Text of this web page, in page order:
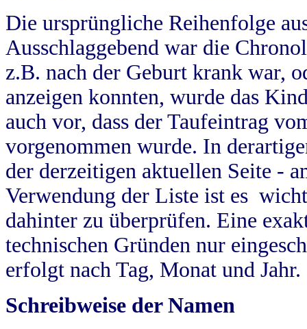
Die ursprüngliche Reihenfolge
Ausschlaggebend war die
z.B. nach der Geburt krank war,
anzeigen konnten, wurde das
auch vor, dass der Taufeintrag
vorgenommen wurde. In
der derzeitigen aktuellen Seite -
Verwendung der Liste ist es
dahinter zu überprüfen. Eine
technischen Gründen nur
erfolgt nach Tag, Monat und Jahr.
Schreibweise der Namen